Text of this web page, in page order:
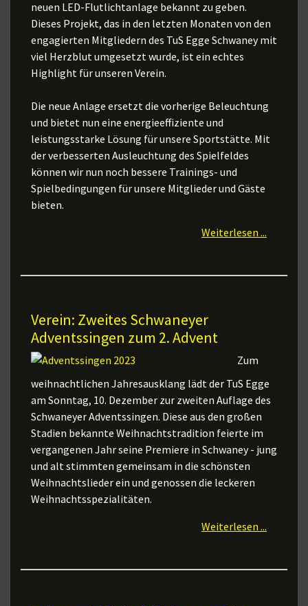
neuen LED-Flutlichtanlage bekannt zu geben.
Dieses Projekt, das in den letzten Monaten von den
engagierten Mitgliedern des TuS Egge Schwaney mit
viel Herzblut umgesetzt wurde, ist ein echtes
Highlight für unseren Verein.
Die neue Anlage ersetzt die vorherige Beleuchtung
und bietet nun eine energieeffiziente und
leistungsstarke Lösung für unsere Sportstätte. Mit
der verbesserten Ausleuchtung des Spielfeldes
können wir nun noch bessere Trainings- und
Spielbedingungen für unsere Mitglieder und Gäste
bieten.
Weiterlesen ...
Verein: Zweites Schwaneyer
Adventssingen zum 2. Advent
Zum
weihnachtlichen Jahresausklang lädt der TuS Egge
am Sonntag, 10. Dezember zur zweiten Auflage des
Schwaneyer Adventssingen. Diese aus den großen
Stadien bekannte Weihnachtstradition feierte im
vergangenen Jahr seine Premiere in Schwaney - jung
und alt stimmten gemeinsam in die schönsten
Weihnachtslieder ein und genossen die leckeren
Weihnachtsspezialitäten.
Weiterlesen ...